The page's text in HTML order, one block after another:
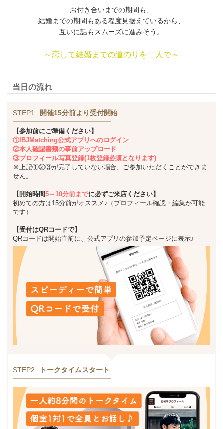
お付き合いまでの期間も、
結婚までの期間もある程度見据えているから、
互いに話もスムーズに進みそう。
～恋して結婚までの道のりを二人で～
当日の流れ
STEP1 開催15分前より受付開始
【参加前にご準備ください】
①IBJMatching公式アプリへのログイン
②本人確認書類の事前アップロード
③プロフィール写真登録(1枚登録必須となります)
※上記①②③が完了していない場合、ご参加いただくことができま
せん。
【開始時間5～10分前までに必ずご来店ください】
初めての方は15分前がオススメ♪（プロフィール確認・編集が可能
です）
【受付はQRコードで】
QRコードは開始直前に、公式アプリの参加予定ページに表示♪
STEP2 トークタイムスタート